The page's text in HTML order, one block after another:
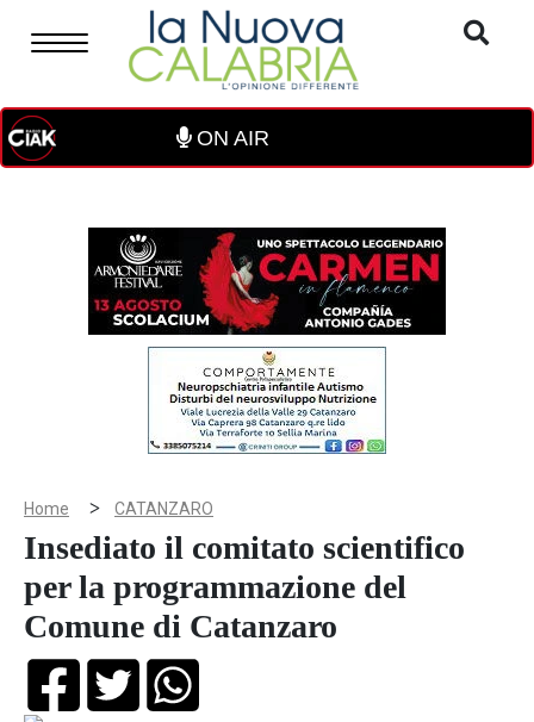
ON AIR
Home > CATANZARO
Insediato il comitato scientifico
per la programmazione del
Comune di Catanzaro